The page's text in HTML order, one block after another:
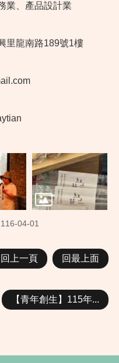
業、產品設計業
里龍南路189號1樓
04-01
回上一頁 回最上面
【青年創生】115年...